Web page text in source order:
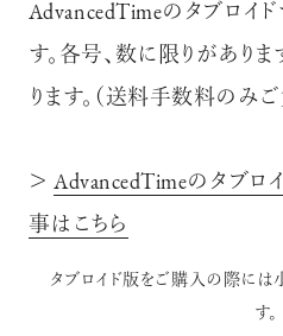
AdvancedTimeのタブロイ
す。各号、数に限りがありま
ります。（送料手数料のみご
＞ AdvancedTimeのタブロ
事はこちら
タブロイド版をご購入の際に
す。